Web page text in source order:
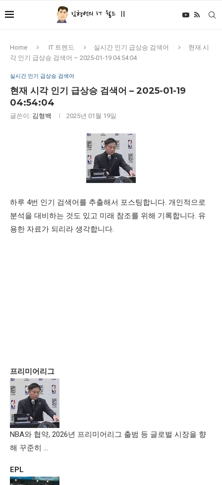
Home IT 트렌드 실시간 인기 급상승 검색어
현재 시
각 인기 급상승 검색어 – 2025-01-19 04:54:04
실시간 인기 급상승 검색어
현재 시각 인기 급상승 검색어 – 2025-01-19
04:54:04
글쓴이: 김형백 2025년 01월 19일
하루 4번 인기 검색어를 추출해서 포스팅합니다. 개인적으로
분석을 대비하는 것도 있고 미래 참조를 위해 기록합니다. 유
용한 자료가 되리라 생각합니다.
프리미어리그
NBA와 협약, 2026년 프리미어리그 출범 등 글로벌 시장을 향
해 꾸준히 …
EPL